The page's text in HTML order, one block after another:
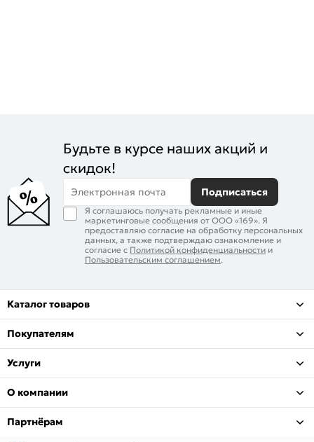
Будьте в курсе наших акций и
скидок!
Электронная почта Подписаться
Я соглашаюсь получать рекламные и иные
маркетинговые сообщения от ООО «169». Я
предоставляю согласие на обработку персональных
данных, а также подтверждаю ознакомление и
согласие с Политикой конфиденциальности и
Пользовательским соглашением.
Каталог товаров
Покупателям
Услуги
О компании
Партнёрам